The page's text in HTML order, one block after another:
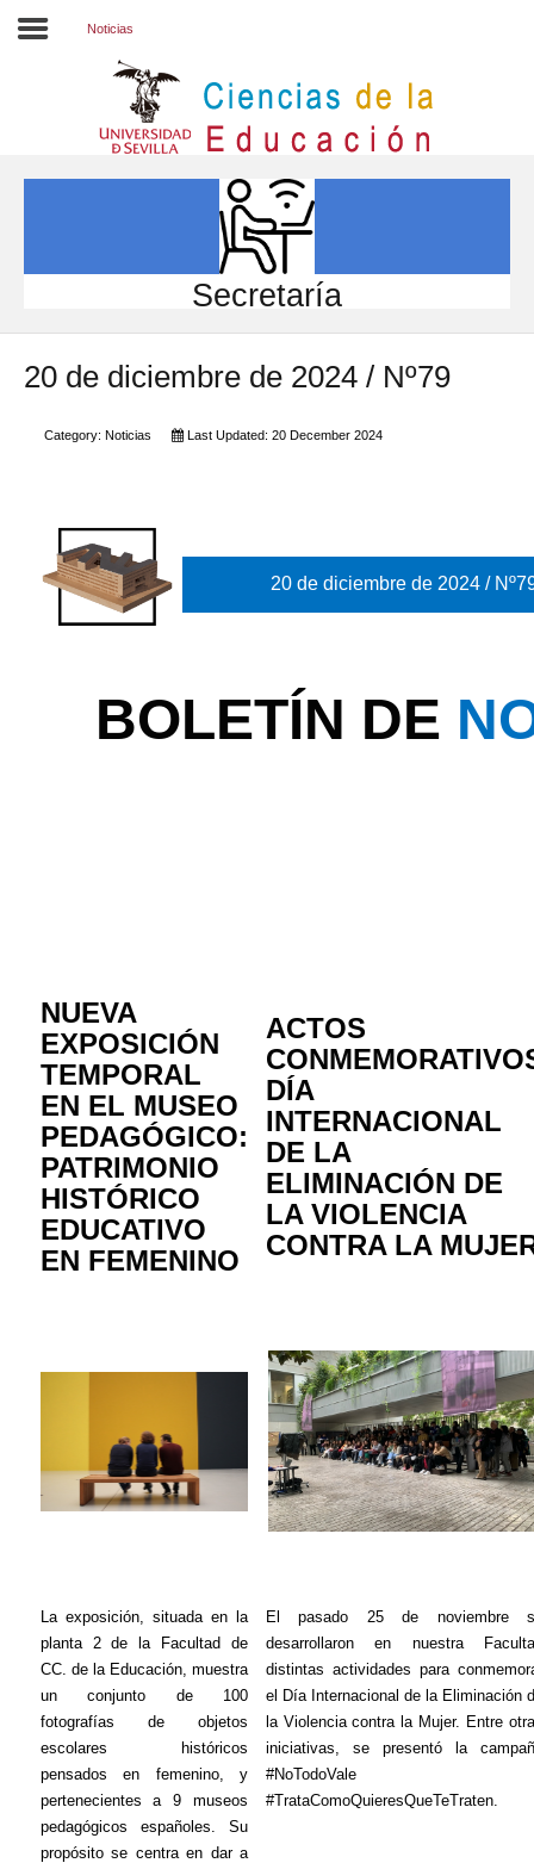
INVESTIGACIÓN
INTERNACIONAL
Directorio FCCE
Noticias
Secretaría
20 de diciembre de 2024 / Nº79
Category: Noticias Last Updated: 20 December 2024
20 de diciembre de 2024 /
BOLETÍN DE
NUEVA
EXPOSICIÓN
TEMPORAL
EN EL MUSEO
PEDAGÓGICO:
PATRIMONIO
HISTÓRICO
EDUCATIVO
EN FEMENINO
ACTOS
DÍA
INTERNACIONAL
DE LA
ELIMINACIÓN DE
LA VIOLENCIA
CONTRA LA
La exposición, situada en la
planta 2 de la Facultad de
CC. de la Educación, muestra
un conjunto de 100
fotografías de objetos
escolares históricos
pensados en femenino, y
pertenecientes a 9 museos
pedagógicos españoles. Su
propósito se centra en dar a
El pasado 25 de noviembre
desarrollaron en nuestra
distintas actividades para
el Día Internacional de la Eliminación
la Violencia contra la Mujer. Entre
iniciativas, se presentó la
#NoTodoVale
#TrataComoQuieresQueTeTraten.